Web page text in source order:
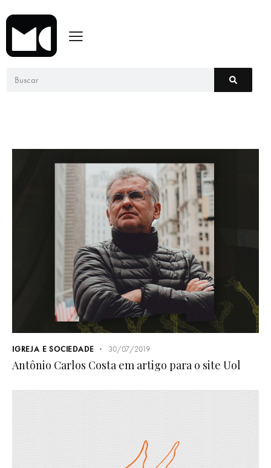
IGREJA E SOCIEDADE 30/07/2019
Antônio Carlos Costa em artigo para o site Uol